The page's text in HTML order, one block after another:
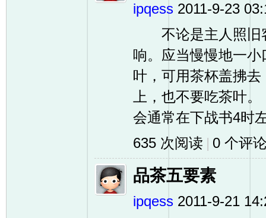
ipqess 2011-9-23
不论是主人照旧
响。应当慢慢地一
叶，可用茶杯盖拂
上，也不要吃茶叶
会通常在下战书4时
635 次阅读 | 0个评
品茶五要素
ipqess 2011-9-21